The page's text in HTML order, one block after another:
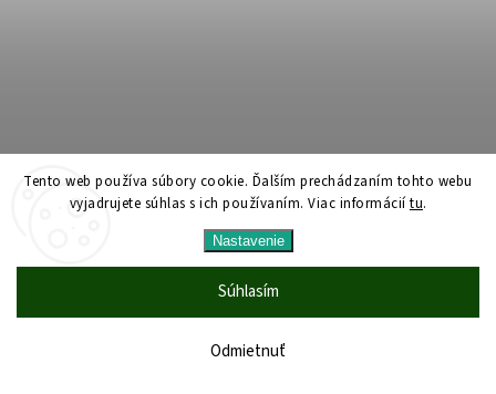
Tento web používa súbory cookie. Ďalším prechádzaním tohto webu
vyjadrujete súhlas s ich používaním. Viac informáciítu.
Nastavenie
Odmietnuť
Súhlasím